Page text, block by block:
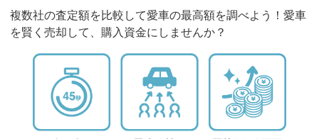
複数社の査定額を比較して愛車の最高額を調べよう！愛車
を賢く売却して、購入資金にしませんか？